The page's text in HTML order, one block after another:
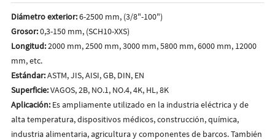
Diámetro exterior:6-2500 mm, (3/8"-100")
Grosor:0,3-150 mm, (SCH10-XXS)
Longitud:2000 mm, 2500 mm, 3000 mm, 5800 mm, 6000 mm, 12000
mm, etc.
Estándar:ASTM, JIS, AISI, GB, DIN, EN
Superficie:VAGOS, 2B, NO.1, NO.4, 4K, HL, 8K
Aplicación:Es ampliamente utilizado en la industria eléctrica y de
alta temperatura, dispositivos médicos, construcción, química,
industria alimentaria, agricultura y componentes de barcos.También